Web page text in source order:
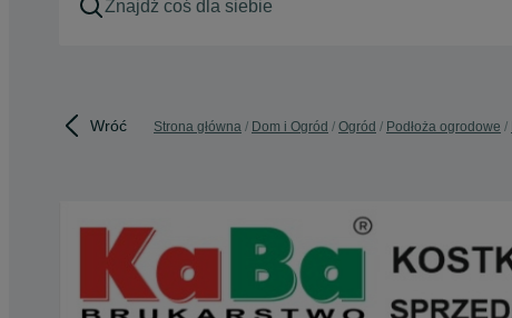
Wróć Strona główna Dom i Ogród Ogród Podłoża ogrodowe